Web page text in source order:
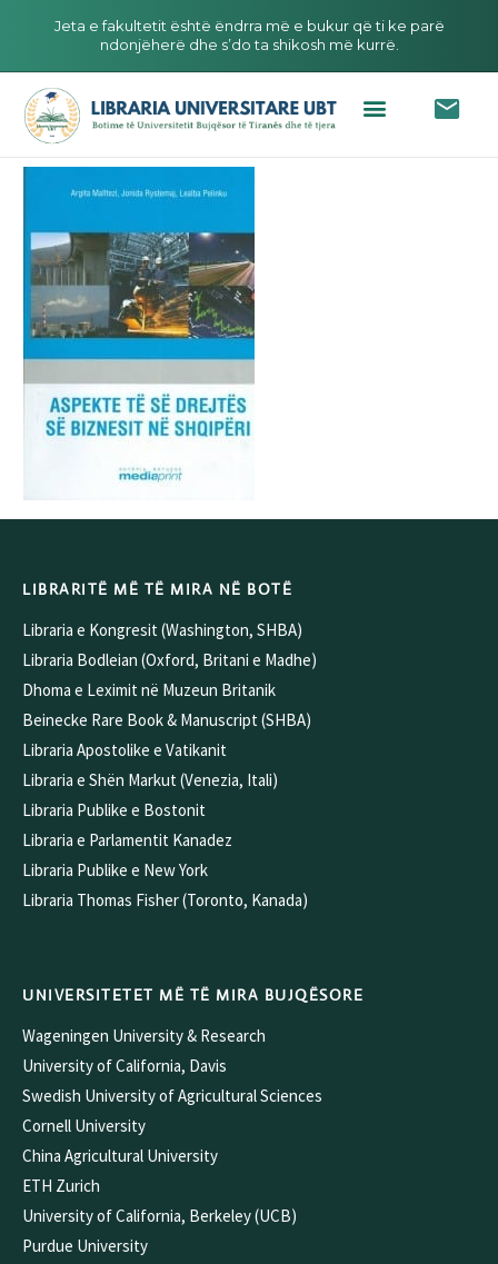
Jeta e fakultetit është ëndrra më e bukur që ti ke parë
ndonjëherë dhe s’do ta shikosh më kurrë.
LIBRARITË MË TË MIRA NË BOTË
Libraria e Kongresit (Washington, SHBA)
Libraria Bodleian (Oxford, Britani e Madhe)
Dhoma e Leximit në Muzeun Britanik
Beinecke Rare Book & Manuscript (SHBA)
Libraria Apostolike e Vatikanit
Libraria e Shën Markut (Venezia, Itali)
Libraria Publike e Bostonit
Libraria e Parlamentit Kanadez
Libraria Publike e New York
Libraria Thomas Fisher (Toronto, Kanada)
UNIVERSITETET MË TË MIRA BUJQËSORE
Wageningen University & Research
University of California, Davis
Swedish University of Agricultural Sciences
Cornell University
China Agricultural University
ETH Zurich
University of California, Berkeley (UCB)
Purdue University